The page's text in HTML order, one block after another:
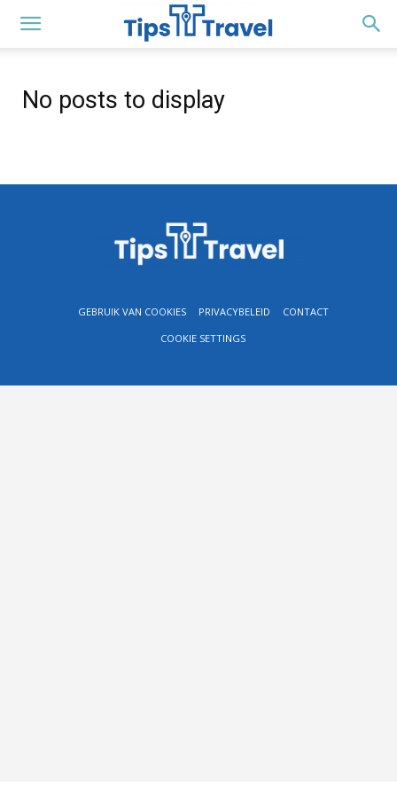
No posts to display
GEBRUIK VAN COOKIES PRIVACYBELEID
CONTACT
COOKIE SETTINGS